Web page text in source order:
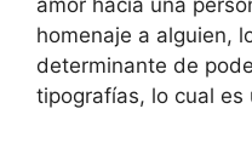
homenaje a alguien,
determinante de
tipografías, lo cual es